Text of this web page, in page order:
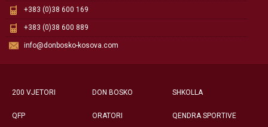
+383 (0)38 600 169
+383 (0)38 600 889
info@donbosko-kosova.com
200 VJETORI DON BOSKO SHKOLLA
QFP ORATORI QENDRA SPORTIVE